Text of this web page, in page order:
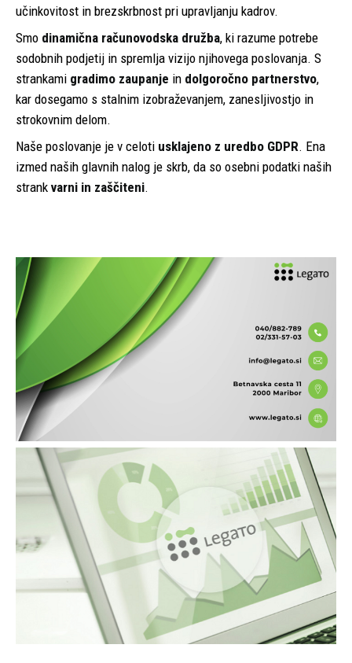
učinkovitost in brezskrbnost pri upravljanju kadrov.
Smo dinamična računovodska družba, ki razume potrebe
sodobnih podjetij in spremlja vizijo njihovega poslovanja. S
strankami gradimo zaupanje in dolgoročno partnerstvo,
kar dosegamo s stalnim izobraževanjem, zanesljivostjo in
strokovnim delom.
Naše poslovanje je v celoti usklajeno z uredbo GDPR. Ena
izmed naših glavnih nalog je skrb, da so osebni podatki naših
strank varni in zaščiteni.